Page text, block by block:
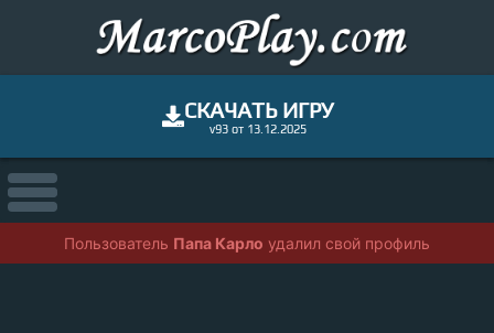
СКАЧАТЬ ИГРУ
v93 от 13.12.2025
Пользователь Папа Карло удалил свой профиль